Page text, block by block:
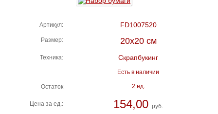
Артикул: FD1007520
Размер: 20х20 см
Техника: Скрапбукинг
Есть в наличии
Остаток 2 ед.
Цена за ед.: 154,00 руб.